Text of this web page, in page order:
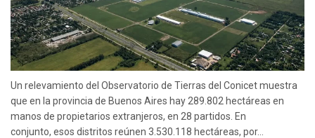
Un relevamiento del Observatorio de Tierras del Conicet muestra
que en la provincia de Buenos Aires hay 289.802 hectáreas en
manos de propietarios extranjeros, en 28 partidos. En
conjunto, esos distritos reúnen 3.530.118 hectáreas, por...